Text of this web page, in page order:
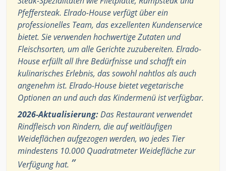
Pfeffersteak. Elrado-House verfügt über ein
professionelles Team, das exzellenten Kundenservice
bietet. Sie verwenden hochwertige Zutaten und
Fleischsorten, um alle Gerichte zuzubereiten. Elrado-
House erfüllt all Ihre Bedürfnisse und schafft ein
kulinarisches Erlebnis, das sowohl nahtlos als auch
angenehm ist. Elrado-House bietet vegetarische
Optionen an und auch das Kindermenü ist verfügbar.
2026-Aktualisierung:Das Restaurant verwendet
Rindfleisch von Rindern, die auf weitläufigen
Weideflächen aufgezogen werden, wo jedes Tier
mindestens 10.000 Quadratmeter Weidefläche zur
Verfügung hat. ”